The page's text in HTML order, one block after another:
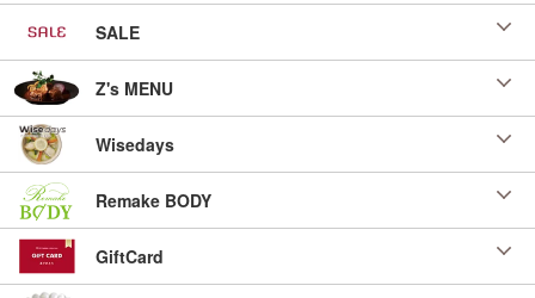
SALE
Z's MENU
Wisedays
Remake BODY
GiftCard